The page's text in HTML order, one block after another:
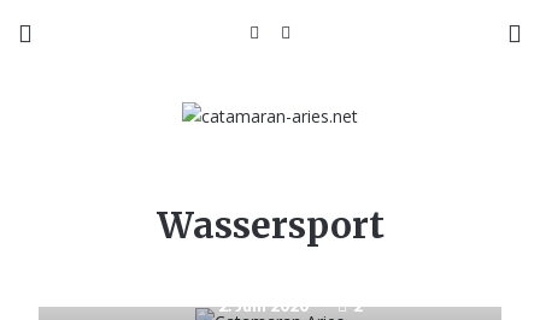
Wassersport
2. Juni 2020 2